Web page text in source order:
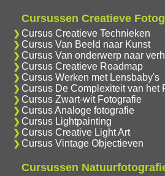
Cursussen Creatieve
Cursus Creatieve Technieken
Cursus Van Beeld naar Kunst
Cursus Van onderwerp naar
Cursus Creatieve Roadmap
Cursus Werken met Lensbaby's
Cursus De Complexiteit van het
Cursus Zwart-wit Fotografie
Cursus Analoge fotografie
Cursus Lightpainting
Cursus Creative Light Art
Cursus Vintage Objectieven
Cursussen